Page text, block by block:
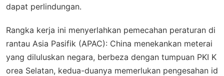
dapat perlindungan.
Rangka kerja ini menyerlahkan pemecahan peraturan di
rantau Asia Pasifik (APAC): China menekankan meterai
yang diluluskan negara, berbeza dengan tumpuan PKI K
orea Selatan, kedua-duanya memerlukan pengesahan id